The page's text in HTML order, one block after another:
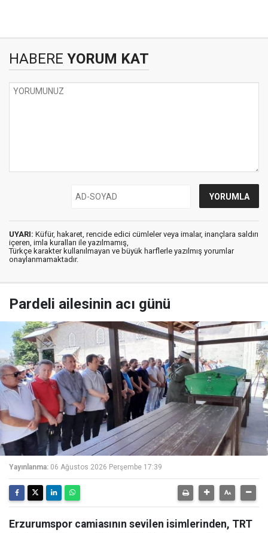
HABERE YORUM KAT
UYARI: Küfür, hakaret, rencide edici cümleler veya imalar, inançlara saldırı
içeren, imla kuralları ile yazılmamış,
Türkçe karakter kullanılmayan ve büyük harflerle yazılmış yorumlar
onaylanmamaktadır.
Pardeli ailesinin acı günü
Yayınlanma: 06 Ağustos 2026 Perşembe 17:39
Erzurumspor camiasının sevilen isimlerinden, TRT